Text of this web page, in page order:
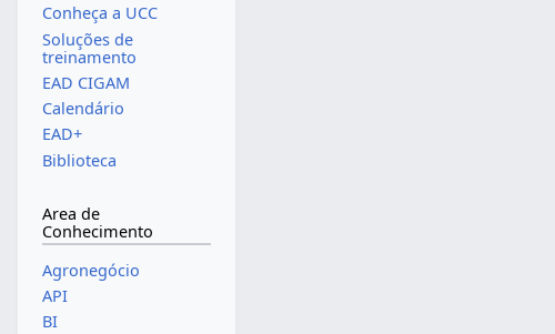
Conheça a UCC
Soluções de
treinamento
EAD CIGAM
Calendário
EAD+
Biblioteca
Area de
Conhecimento
Agronegócio
API
BI